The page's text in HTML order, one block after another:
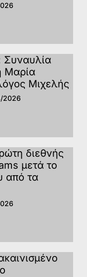
Συναυλία
Μαρία
Μιχελής
2026
διεθνής
μετά το
από τα